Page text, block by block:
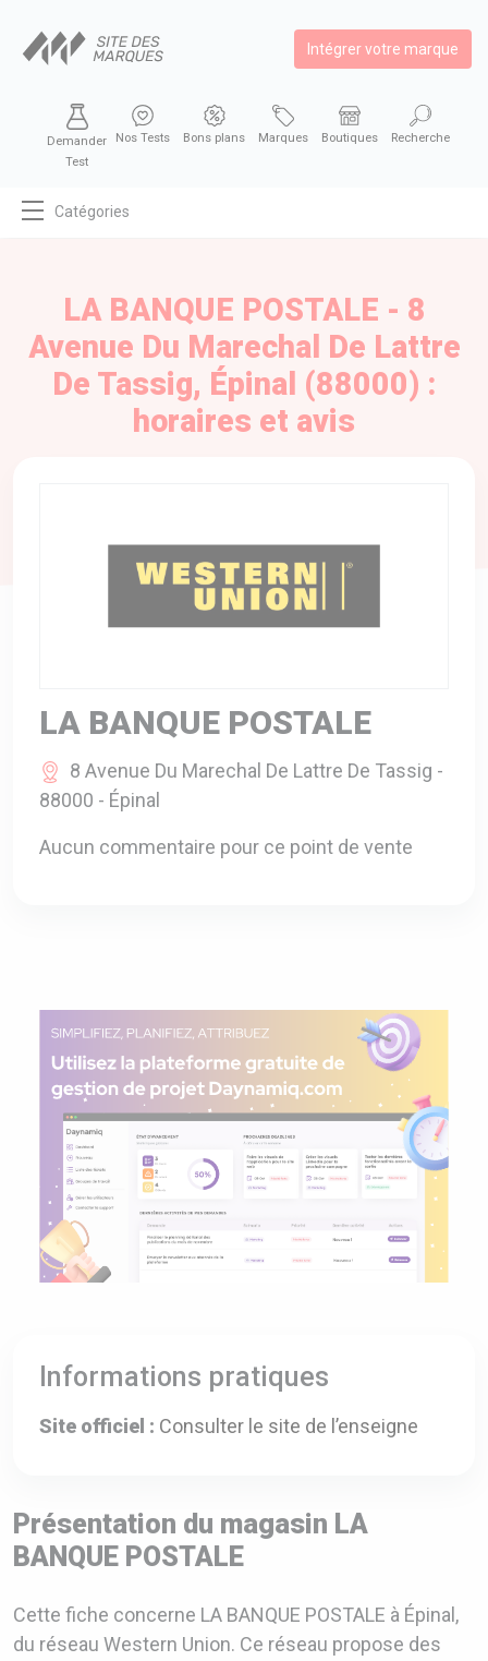
Intégrer votre marque
Demander
Test
Nos Tests Bons plans Marques Boutiques Recherche
Catégories
BIO & ENVIRONNEMENT
ENTREPRISE
ANIMAUX
LA BANQUE POSTALE - 8
Avenue Du Marechal De Lattre
De Tassig, Épinal (88000) :
horaires et avis
LA BANQUE POSTALE
8 Avenue Du Marechal De Lattre De Tassig -
88000 - Épinal
Aucun commentaire pour ce point de vente
Informations pratiques
Site officiel : Consulter le site de l’enseigne
Présentation du magasin LA
BANQUE POSTALE
Cette fiche concerne LA BANQUE POSTALE à Épinal,
du réseau Western Union. Ce réseau propose des